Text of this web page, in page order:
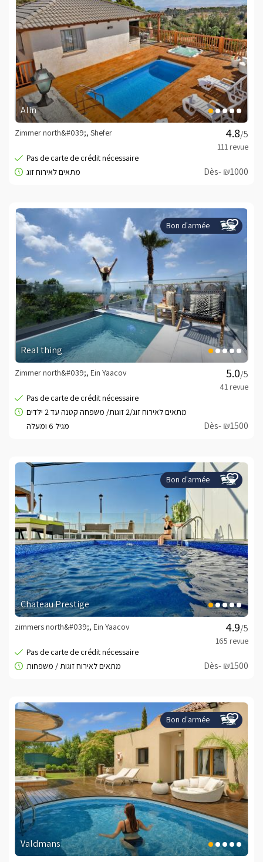
Alin
/5
Zimmer north&#039;, Shefer
Dès- ₪1000
Bon d'armée
Real thing
/5
Zimmer north&#039;, Ein Yaacov
Dès- ₪1500
Bon d'armée
Chateau Prestige
/5
zimmers north&#039;, Ein Yaacov
Dès- ₪1500
Bon d'armée
Valdmans